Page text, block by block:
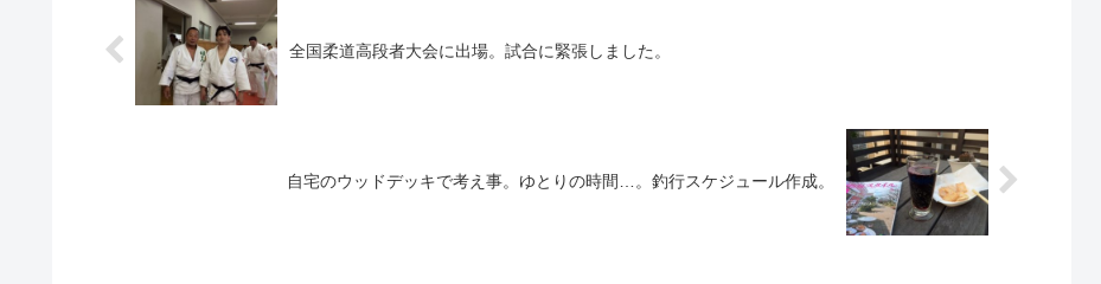
全国柔道高段者大会に出場。試合に緊張しました。
自宅のウッドデッキで考え事。ゆとりの時間…。釣行スケジュール作成。